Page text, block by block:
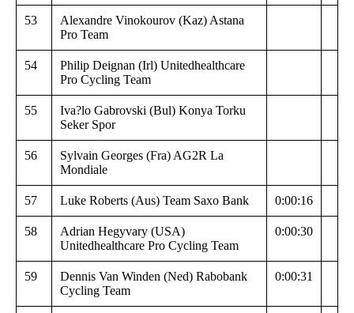
53
Alexandre Vinokourov (Kaz) Astana
Pro Team
54
Philip Deignan (Irl) Unitedhealthcare
Pro Cycling Team
55
Iva?lo Gabrovski (Bul) Konya Torku
Seker Spor
56
Sylvain Georges (Fra) AG2R La
Mondiale
57 Luke Roberts (Aus) Team Saxo Bank 0:00:16
58
Adrian Hegyvary (USA)
Unitedhealthcare Pro Cycling Team
0:00:30
59
Dennis Van Winden (Ned) Rabobank
Cycling Team
0:00:31